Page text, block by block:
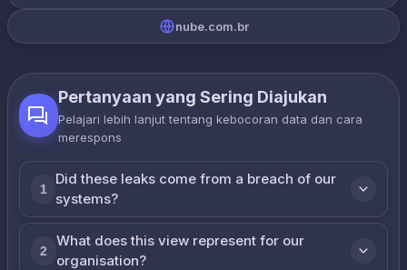
nube.com.br
Pertanyaan yang Sering Diajukan
Pelajari lebih lanjut tentang kebocoran data dan cara
merespons
1
Did these leaks come from a breach of our
systems?
2
What does this view represent for our
organisation?